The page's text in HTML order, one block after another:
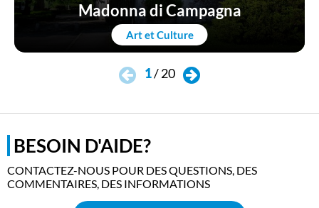
Art et Culture
Madonna di Campagna
1/20
BESOIN D'AIDE?
CONTACTEZ-NOUS POUR DES QUESTIONS, DES
COMMENTAIRES, DES INFORMATIONS